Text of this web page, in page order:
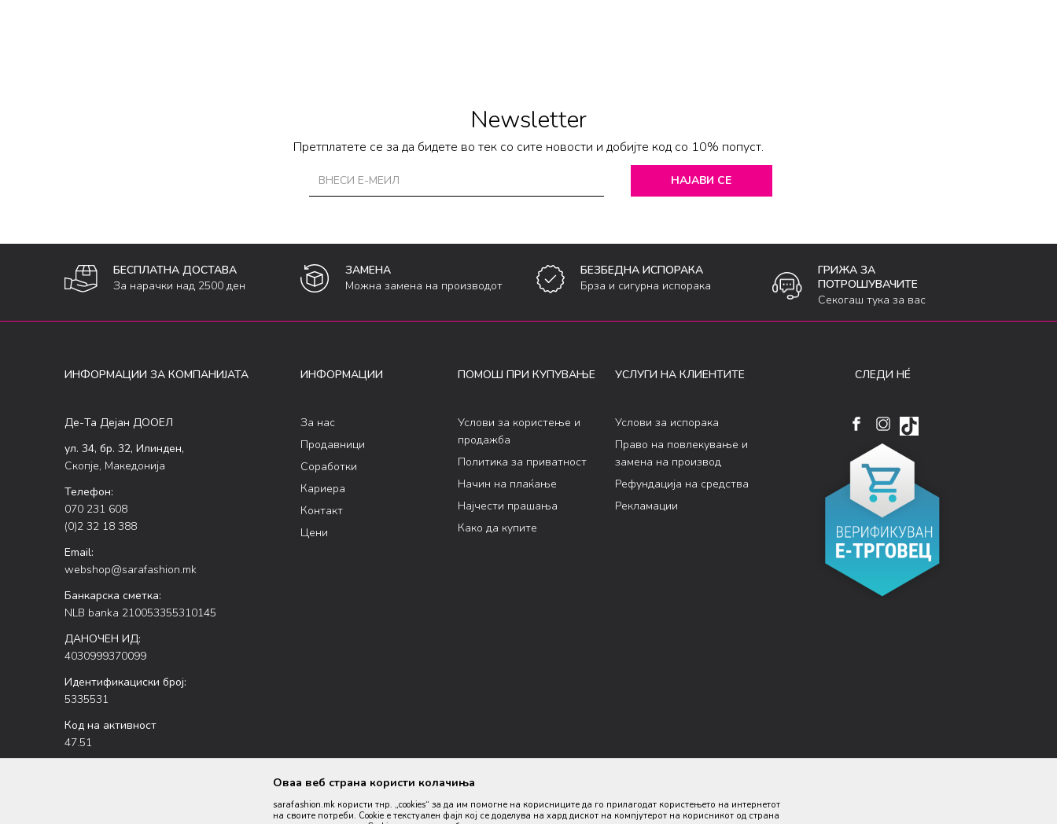
Newsletter
Претплатете се за да бидете во тек со сите новости и добијте код со 10% попуст.
НАЈАВИ СЕ
БЕСПЛАТНА ДОСТАВА
За нарачки над 2500 ден
ЗАМЕНА
Можна замена на производот
БЕЗБЕДНА ИСПОРАКА
Брза и сигурна испорака
ГРИЖА ЗА
ПОТРОШУВАЧИТЕ
Секогаш тука за вас
ИНФОРМАЦИИ ЗА КОМПАНИЈАТА
Де-Та Дејан ДООЕЛ
ул. 34, бр. 32, Илинден,
Скопје, Македонија
Телефон:
070 231 608
(0)2 32 18 388
Email:
webshop@sarafashion.mk
Банкарска сметка:
NLB banka 210053355310145
ДАНОЧЕН ИД:
4030999370099
Идентификациски број:
5335531
Код на активност
47.51
ИНФОРМАЦИИ
За нас
Продавници
Соработки
Кариера
Контакт
Цени
ПОМОШ ПРИ КУПУВАЊЕ
Услови за користење и
продажба
Политика за приватност
Начин на плаќање
Најчести прашања
Како да купите
УСЛУГИ НА КЛИЕНТИТЕ
Услови за испорака
Право на повлекување и
замена на производ
Рефундација на средства
Рекламации
СЛЕДИ НÉ
Оваа веб страна користи колачиња
sarafashion.mk користи тнр. „cookies“ за да им помогне на корисниците да го прилагодат користењето на интернетот
на своите потреби. Cookie е текстуален фајл кој се доделува на хард дискот на компјутерот на корисникот од страна